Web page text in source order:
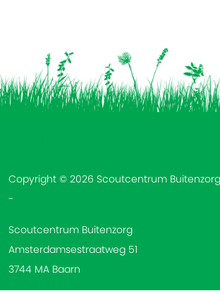
Copyright © 2026 Scoutcentrum Buitenzorg
-
Scoutcentrum Buitenzorg
Amsterdamsestraatweg 51
3744 MA Baarn